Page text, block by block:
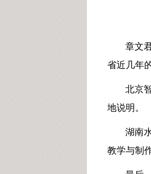
章文
省近几年
北京
地说明。
湖南
教学与制